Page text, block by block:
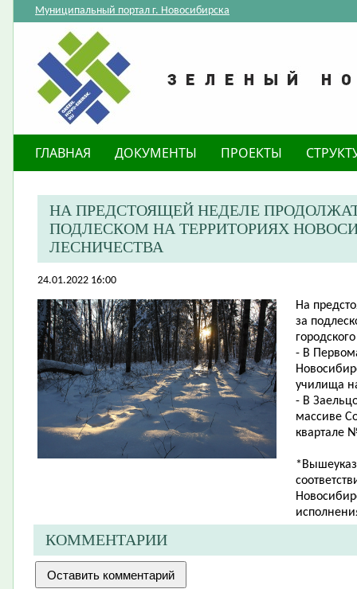
Муниципальный портал г. Новосибирска
ГЛАВНАЯ ДОКУМЕНТЫ ПРОЕКТЫ
НА ПРЕДСТОЯЩЕЙ НЕДЕЛЕ
ПОДЛЕСКОМ НА ТЕРРИТОРИЯХ
ЛЕСНИЧЕСТВА
24.01.2022 16:00
На
за
- В
училища
- В
массиве
квартале
КОММЕНТАРИИ